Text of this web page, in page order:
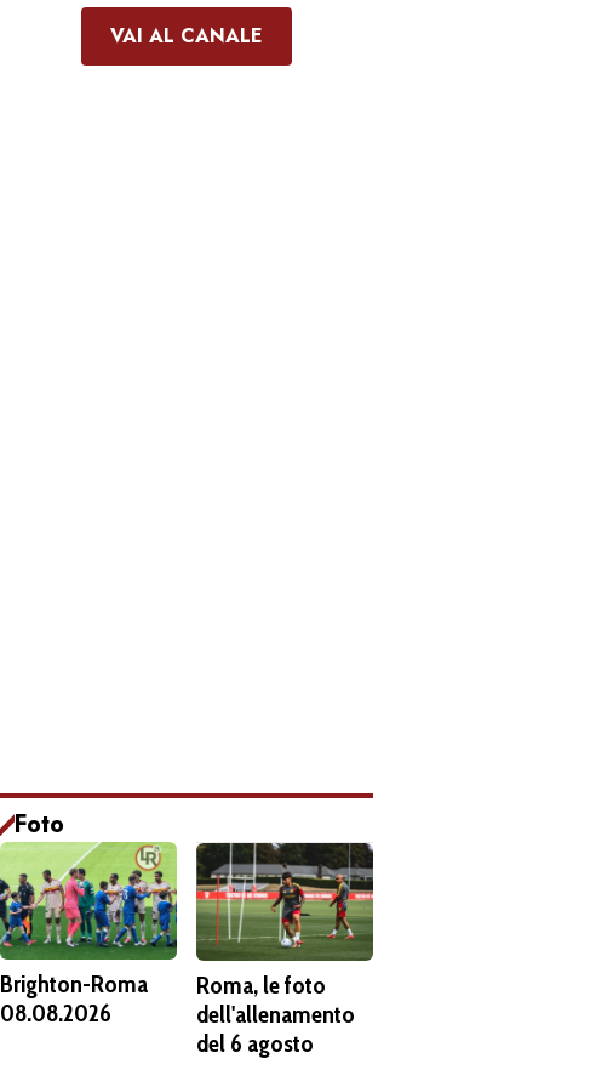
VAI AL CANALE
Foto
Brighton-Roma
08.08.2026
Roma, le foto
dell'allenamento
del 6 agosto